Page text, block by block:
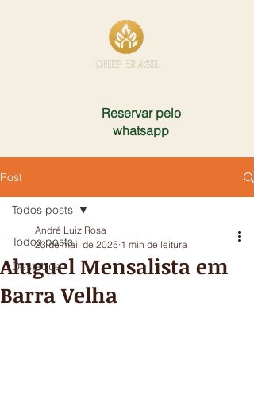
Reservar pelo
whatsapp
Post
Todos posts
Destaque
Todos posts
Aluguel Mensalista em
Barra Velha
André Luiz Rosa
23 de mai. de 2025 1 min de leitura